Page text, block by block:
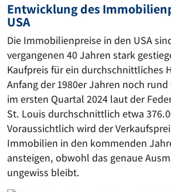
Entwicklung des
USA
Die Immobilienpreise in den USA
vergangenen 40 Jahren stark
Kaufpreis für ein durchschnittliches
Anfang der 1980er Jahren noch rund
im ersten Quartal 2024 laut der
St. Louis durchschnittlich etwa
Voraussichtlich wird der
Immobilien in den kommenden
ansteigen, obwohl das genaue
ungewiss bleibt​​.